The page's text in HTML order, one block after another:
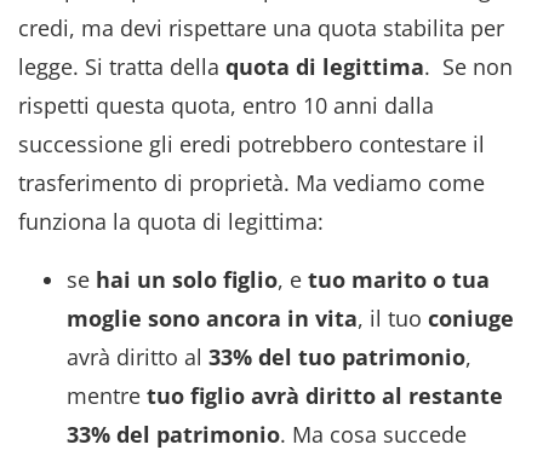
credi, ma devi rispettare una quota stabilita per
legge. Si tratta della quota di legittima. Se non
rispetti questa quota, entro 10 anni dalla
successione gli eredi potrebbero contestare il
trasferimento di proprietà. Ma vediamo come
funziona la quota di legittima:
se hai un solo figlio, e tuo marito o tua
moglie sono ancora in vita, il tuo coniuge
avrà diritto al 33% del tuo patrimonio,
mentre tuo figlio avrà diritto al restante
33% del patrimonio. Ma cosa succede